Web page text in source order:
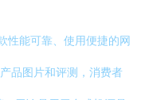
性能可靠、使用便捷的网
品图片和评测，消费者